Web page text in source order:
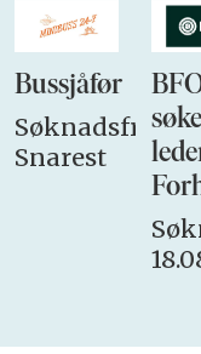
Bussjåfør
Søknadsfrist:
Snarest